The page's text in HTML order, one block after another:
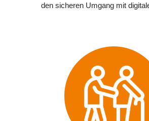
den sicheren Umgang mit